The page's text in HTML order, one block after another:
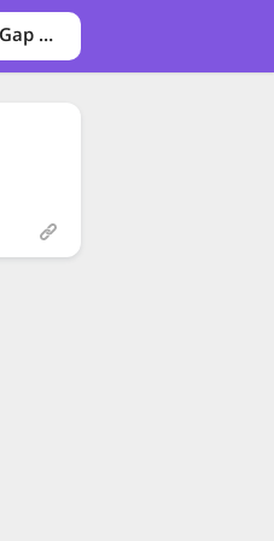
Download Gap messenger